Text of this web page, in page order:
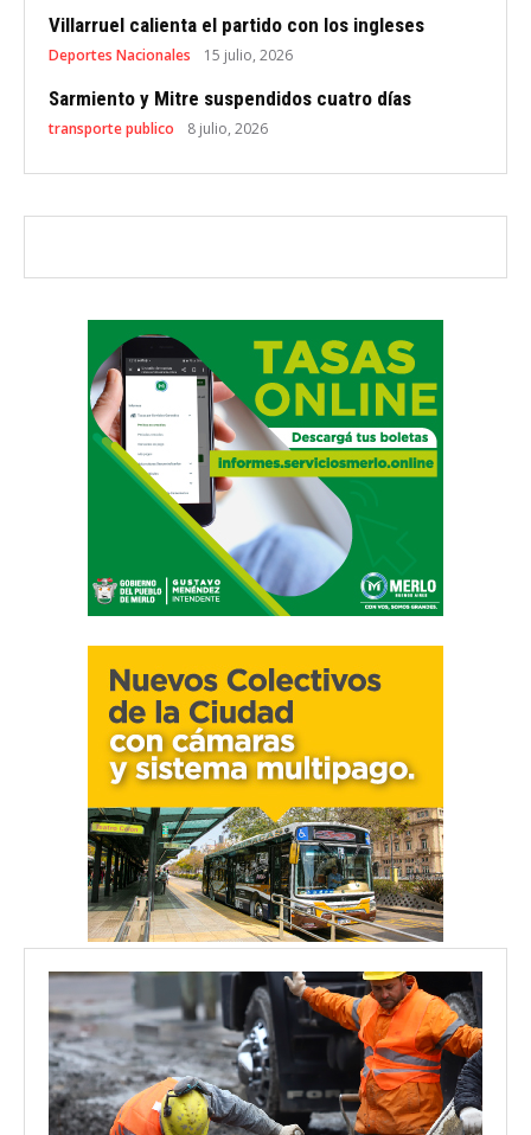
Villarruel calienta el partido con los ingleses
Deportes Nacionales 15 julio, 2026
Sarmiento y Mitre suspendidos cuatro días
transporte publico 8 julio, 2026